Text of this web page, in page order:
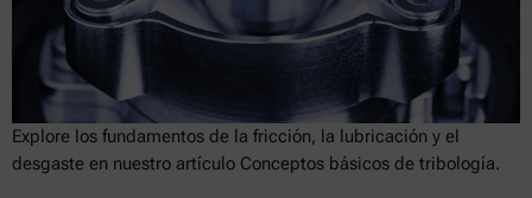
Explore los fundamentos de la fricción, la lubricación y el
desgaste en nuestro artículo Conceptos básicos de tribología.